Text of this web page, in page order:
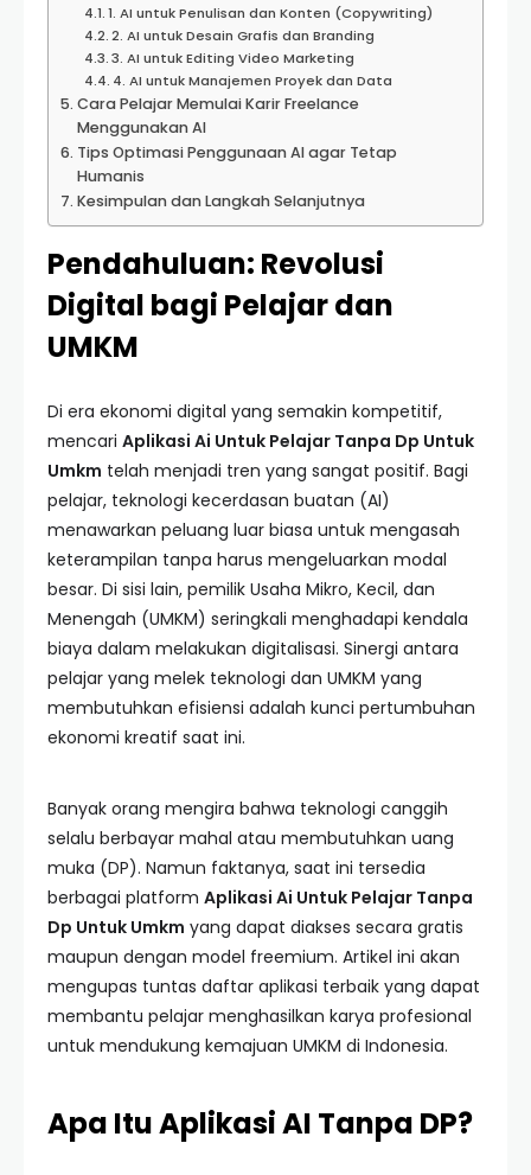
1. AI untuk Penulisan dan Konten (Copywriting)
2. AI untuk Desain Grafis dan Branding
3. AI untuk Editing Video Marketing
4. AI untuk Manajemen Proyek dan Data
Cara Pelajar Memulai Karir Freelance
Menggunakan AI
Tips Optimasi Penggunaan AI agar Tetap
Humanis
Kesimpulan dan Langkah Selanjutnya
Pendahuluan: Revolusi
Digital bagi Pelajar dan
UMKM
Di era ekonomi digital yang semakin kompetitif,
mencari Aplikasi Ai Untuk Pelajar Tanpa Dp Untuk
Umkm telah menjadi tren yang sangat positif. Bagi
pelajar, teknologi kecerdasan buatan (AI)
menawarkan peluang luar biasa untuk mengasah
keterampilan tanpa harus mengeluarkan modal
besar. Di sisi lain, pemilik Usaha Mikro, Kecil, dan
Menengah (UMKM) seringkali menghadapi kendala
biaya dalam melakukan digitalisasi. Sinergi antara
pelajar yang melek teknologi dan UMKM yang
membutuhkan efisiensi adalah kunci pertumbuhan
ekonomi kreatif saat ini.
Banyak orang mengira bahwa teknologi canggih
selalu berbayar mahal atau membutuhkan uang
muka (DP). Namun faktanya, saat ini tersedia
berbagai platform Aplikasi Ai Untuk Pelajar Tanpa
Dp Untuk Umkm yang dapat diakses secara gratis
maupun dengan model freemium. Artikel ini akan
mengupas tuntas daftar aplikasi terbaik yang dapat
membantu pelajar menghasilkan karya profesional
untuk mendukung kemajuan UMKM di Indonesia.
Apa Itu Aplikasi AI Tanpa DP?